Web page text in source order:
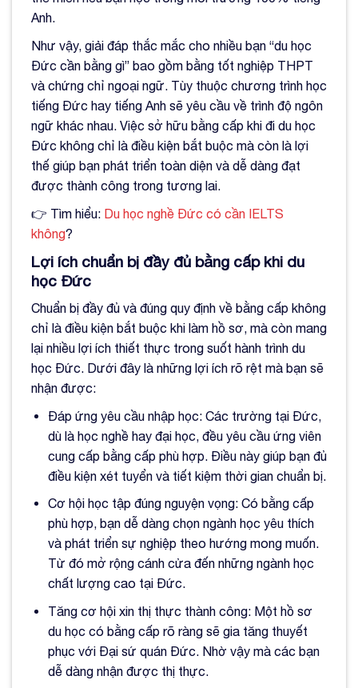
Anh.
Như vậy, giải đáp thắc mắc cho nhiều bạn “du học
Đức cần bằng gì” bao gồm bằng tốt nghiệp THPT
và chứng chỉ ngoại ngữ. Tùy thuộc chương trình học
tiếng Đức hay tiếng Anh sẽ yêu cầu về trình độ ngôn
ngữ khác nhau. Việc sở hữu bằng cấp khi đi du học
Đức không chỉ là điều kiện bắt buộc mà còn là lợi
thế giúp bạn phát triển toàn diện và dễ dàng đạt
được thành công trong tương lai.
👉 Tìm hiểu: Du học nghề Đức có cần IELTS
không?
Lợi ích chuẩn bị đầy đủ bằng cấp khi du
học Đức
Chuẩn bị đầy đủ và đúng quy định về bằng cấp không
chỉ là điều kiện bắt buộc khi làm hồ sơ, mà còn mang
lại nhiều lợi ích thiết thực trong suốt hành trình du
học Đức. Dưới đây là những lợi ích rõ rệt mà bạn sẽ
nhận được:
Đáp ứng yêu cầu nhập học: Các trường tại Đức,
dù là học nghề hay đại học, đều yêu cầu ứng viên
cung cấp bằng cấp phù hợp. Điều này giúp bạn đủ
điều kiện xét tuyển và tiết kiệm thời gian chuẩn bị.
Cơ hội học tập đúng nguyện vọng: Có bằng cấp
phù hợp, bạn dễ dàng chọn ngành học yêu thích
và phát triển sự nghiệp theo hướng mong muốn.
Từ đó mở rộng cánh cửa đến những ngành học
chất lượng cao tại Đức.
Tăng cơ hội xin thị thực thành công: Một hồ sơ
du học có bằng cấp rõ ràng sẽ gia tăng thuyết
phục với Đại sứ quán Đức. Nhờ vậy mà các bạn
dễ dàng nhận được thị thực.